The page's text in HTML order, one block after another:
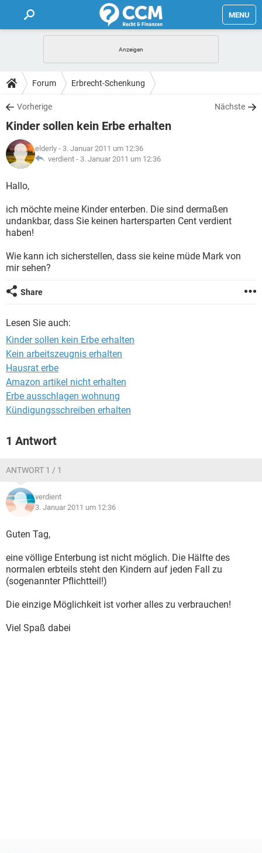
MENU
FORUM
TIPPS
Forum Erbrecht-Schenkung
Vorherige Nächste
Kinder sollen kein Erbe erhalten
elderly - 3. Januar 2011 um 12:36
verdient - 3. Januar 2011 um 12:36
Hallo,
ich möchte meine Kinder enterben. Die sind dermaßen
undankbar, dass Sie keinen hartersparten Cent verdient
haben!
Wie kann ich sicherstellen, dass sie keine müde Mark von
mir sehen?
Share
Lesen Sie auch:
Kinder sollen kein Erbe erhalten
Kein arbeitszeugnis erhalten
Hausrat erbe
Amazon artikel nicht erhalten
Erbe ausschlagen wohnung
Kündigungsschreiben erhalten
1 Antwort
ANTWORT 1 / 1
verdient
3. Januar 2011 um 12:36
Guten Tag,
eine völlige Enterbung ist nicht möglich. Die Hälfte des
normalen erbteils steht den Kindern auf jeden Fall zu
(sogenannter Pflichtteil!)
Die einzige Möglichkeit ist vorher alles zu verbrauchen!
Viel Spaß dabei